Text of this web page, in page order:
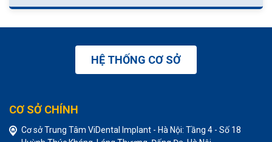
HỆ THỐNG CƠ SỞ
CƠ SỞ CHÍNH
Cơ sở Trung Tâm ViDental Implant - Hà Nội: Tầng 4 - Số 18